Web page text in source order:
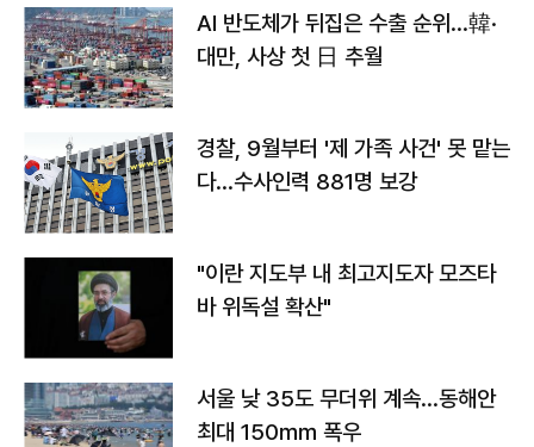
AI 반도체가 뒤집은 수출 순위…韓·
대만, 사상 첫 日 추월
경찰, 9월부터 '제 가족 사건' 못 맡는
다…수사인력 881명 보강
"이란 지도부 내 최고지도자 모즈타
바 위독설 확산"
서울 낮 35도 무더위 계속…동해안
최대 150㎜ 폭우